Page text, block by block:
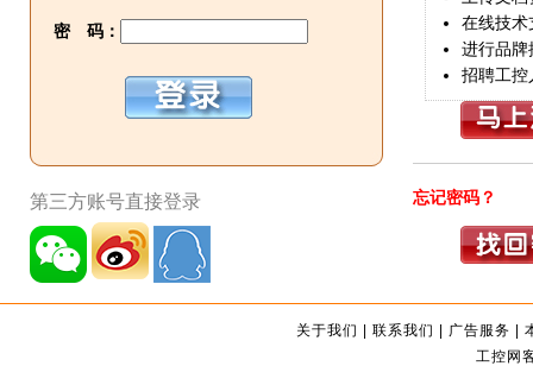
密 码：
第三方账号直接登录
在线技术
进行品牌
招聘工控
忘记密码？
关于我们 |联系我们 | 广告服务 |
工控网